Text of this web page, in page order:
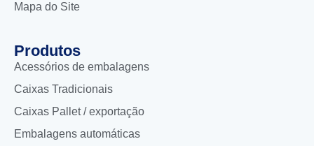
Mapa do Site
Produtos
Acessórios de embalagens
Caixas Tradicionais
Caixas Pallet / exportação
Embalagens automáticas